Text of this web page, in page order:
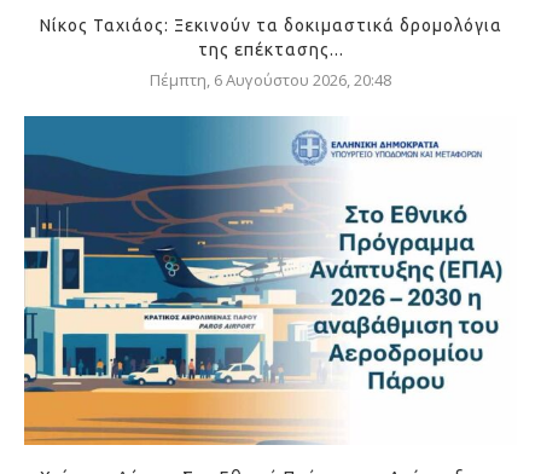
Νίκος Ταχιάος: Ξεκινούν τα δοκιμαστικά δρομολόγια
της επέκτασης...
Πέμπτη, 6 Αυγούστου 2026, 20:48